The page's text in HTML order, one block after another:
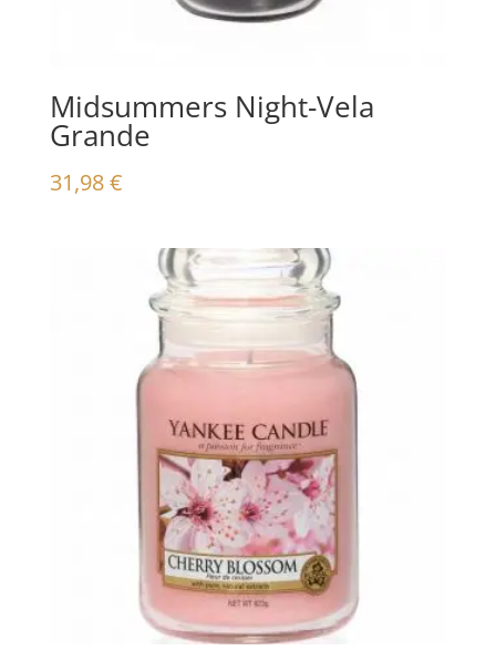
Midsummers Night-Vela
Grande
31,98€